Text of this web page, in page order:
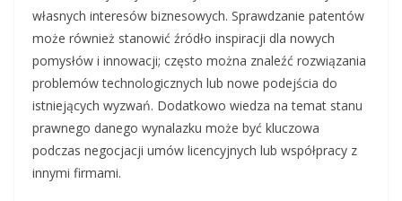
własnych interesów biznesowych. Sprawdzanie patentów
może również stanowić źródło inspiracji dla nowych
pomysłów i innowacji; często można znaleźć rozwiązania
problemów technologicznych lub nowe podejścia do
istniejących wyzwań. Dodatkowo wiedza na temat stanu
prawnego danego wynalazku może być kluczowa
podczas negocjacji umów licencyjnych lub współpracy z
innymi firmami.